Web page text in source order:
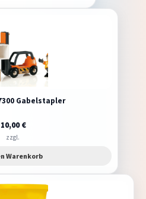
Gabelstapler
10,00€
zzgl.
Warenkorb